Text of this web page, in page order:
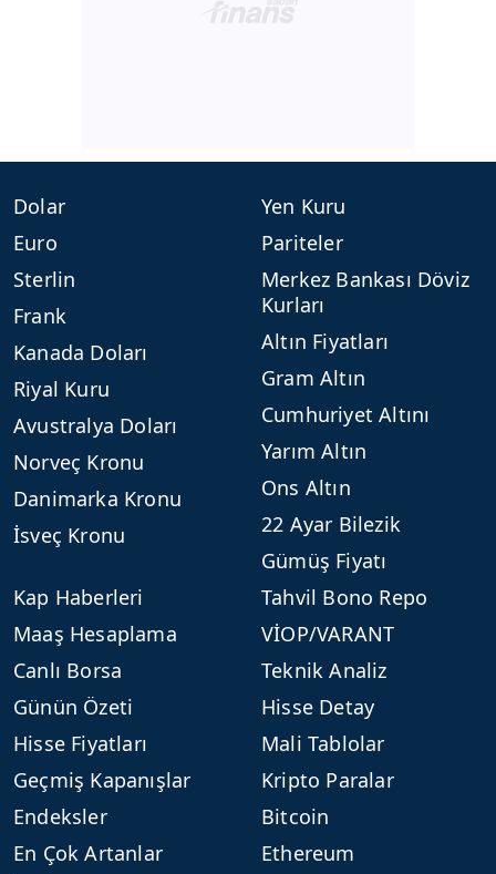
Dolar
Euro
Sterlin
Frank
Kanada Doları
Riyal Kuru
Avustralya Doları
Norveç Kronu
Danimarka Kronu
İsveç Kronu
Yen Kuru
Pariteler
Merkez Bankası Döviz
Kurları
Altın Fiyatları
Gram Altın
Cumhuriyet Altını
Yarım Altın
Ons Altın
22 Ayar Bilezik
Gümüş Fiyatı
Kap Haberleri
Maaş Hesaplama
Canlı Borsa
Günün Özeti
Hisse Fiyatları
Geçmiş Kapanışlar
Endeksler
En Çok Artanlar
Tahvil Bono Repo
VİOP/VARANT
Teknik Analiz
Hisse Detay
Mali Tablolar
Kripto Paralar
Bitcoin
Ethereum